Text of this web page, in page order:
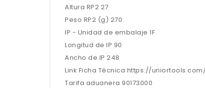
Altura RP2 27
Peso RP2 (g) 270
IP - Unidad de embalaje 1F
Longitud de IP 90
Ancho de IP 248
Link Ficha Técnica https://
Tarifa aduanera 90173000